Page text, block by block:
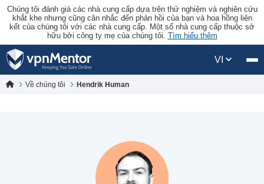
Chúng tôi đánh giá các nhà cung cấp dựa trên thử nghiệm và nghiên cứu
khắt khe nhưng cũng cân nhắc đến phản hồi của bạn và hoa hồng liên
kết của chúng tôi với các nhà cung cấp. Một số nhà cung cấp thuộc sở
hữu bởi công ty mẹ của chúng tôi. Tìm hiểu thêm
VI
Về chúng tôi Hendrik Human